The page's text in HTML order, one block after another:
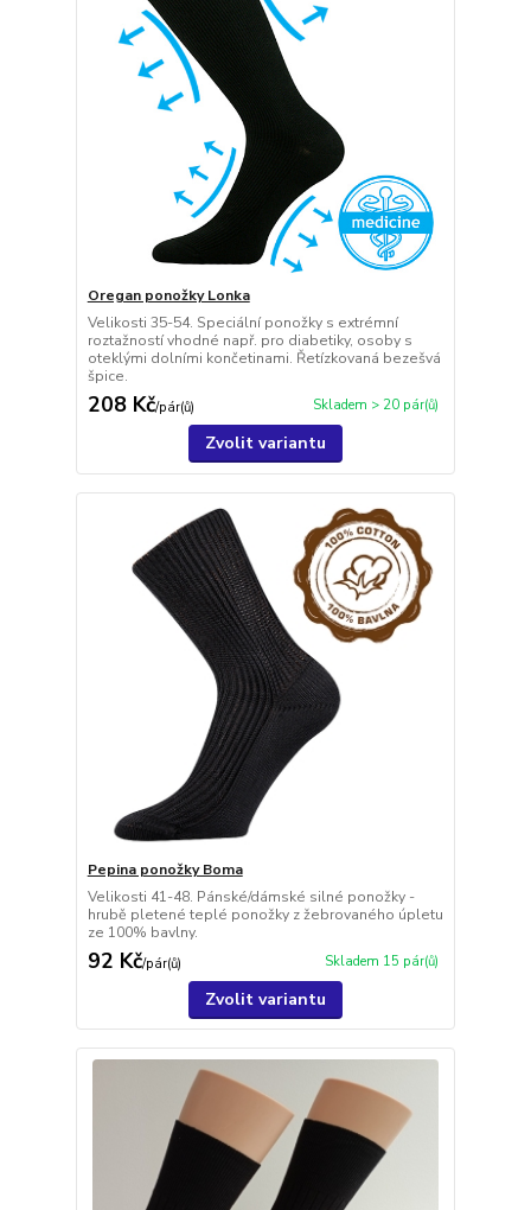
Oregan ponožky Lonka
Velikosti 35-54. Speciální ponožky s extrémní
roztažností vhodné např. pro diabetiky, osoby s
oteklými dolními končetinami. Řetízkovaná bezešvá
špice.
208 Kč/pár(ů) Skladem > 20 pár(ů)
Zvolit variantu
Pepina ponožky Boma
Velikosti 41-48. Pánské/dámské silné ponožky -
hrubě pletené teplé ponožky z žebrovaného úpletu
ze 100% bavlny.
92 Kč/pár(ů) Skladem 15 pár(ů)
Zvolit variantu